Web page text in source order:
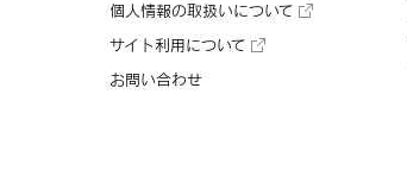
個人情報の取扱いについて
サイト利用について
お問い合わせ